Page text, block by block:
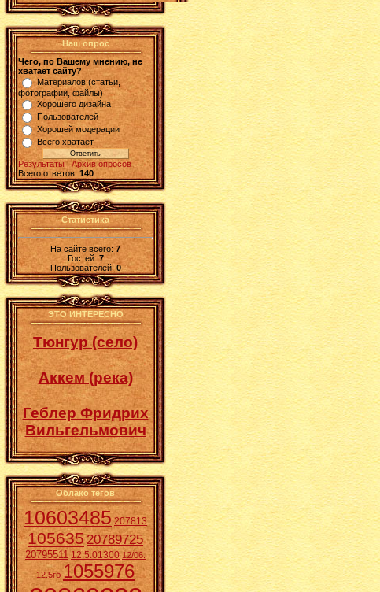
Наш опрос
Чего, по Вашему мнению, не
хватает сайту?
Материалов (статьи,
фотографии, файлы)
Хорошего дизайна
Пользователей
Хорошей модерации
Всего хватает
Результаты|Архив опросов
Всего ответов: 140
Статистика
На сайте всего:7
Гостей:7
Пользователей: 0
ЭТО ИНТЕРЕСНО
Тюнгур (село)
Аккем (река)
Геблер Фридрих
Вильгельмович
Облако тегов
10603485 207813
10563520789725
20795511 12.5.01300 12/06.
12.5гб 1055976